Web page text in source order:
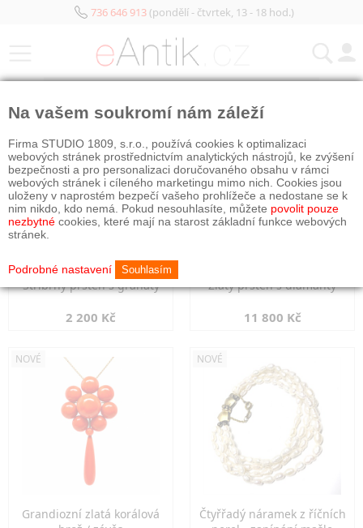
736 646 913(pondělí - čtvrtek, 13 - 18 hod.)
Stříbrný prsten s granáty
2 200 Kč
Zlatý prsten s diamanty
11 800 Kč
NOVÉ
Grandiozní zlatá korálová
NOVÉ
Čtyřřadý náramek z říčních
Na vašem soukromí nám záleží
Firma STUDIO 1809, s.r.o., používá cookies k optimalizaci
webových stránek prostřednictvím analytických nástrojů, ke zvýšení
bezpečnosti a pro personalizaci doručovaného obsahu v rámci
webových stránek i cíleného marketingu mimo nich. Cookies jsou
uloženy v naprostém bezpečí vašeho prohlížeče a nedostane se k
nim nikdo, kdo nemá. Pokud nesouhlasíte, můžete povolit pouze
nezbytné cookies, které mají na starost základní funkce webových
stránek.
Podrobné nastavení Souhlasím